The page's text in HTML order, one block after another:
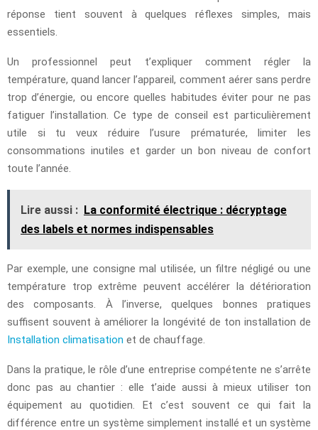
réponse tient souvent à quelques réflexes simples, mais
essentiels.
Un professionnel peut t’expliquer comment régler la
température, quand lancer l’appareil, comment aérer sans perdre
trop d’énergie, ou encore quelles habitudes éviter pour ne pas
fatiguer l’installation. Ce type de conseil est particulièrement
utile si tu veux réduire l’usure prématurée, limiter les
consommations inutiles et garder un bon niveau de confort
toute l’année.
Lire aussi : La conformité électrique : décryptage
des labels et normes indispensables
Par exemple, une consigne mal utilisée, un filtre négligé ou une
température trop extrême peuvent accélérer la détérioration
des composants. À l’inverse, quelques bonnes pratiques
suffisent souvent à améliorer la longévité de ton installation de
Installation climatisation et de chauffage.
Dans la pratique, le rôle d’une entreprise compétente ne s’arrête
donc pas au chantier : elle t’aide aussi à mieux utiliser ton
équipement au quotidien. Et c’est souvent ce qui fait la
différence entre un système simplement installé et un système